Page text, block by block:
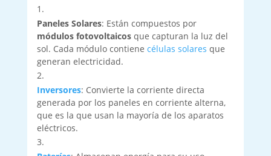
Paneles Solares: Están compuestos por
módulos fotovoltaicosque capturan la luz del
sol. Cada módulo contiene células solares que
generan electricidad.
Inversores: Convierte la corriente directa
generada por los paneles en corriente alterna,
que es la que usan la mayoría de los aparatos
eléctricos.